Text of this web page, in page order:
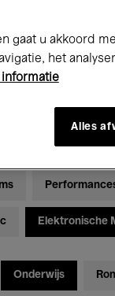
Elektronische
Onderwijs
gaat u akkoord
het
informatie
Alles